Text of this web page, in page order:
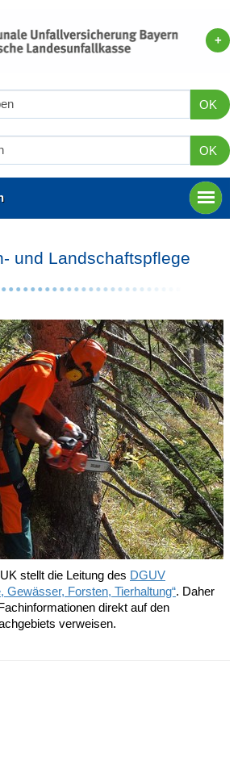
OK
OK
und Landschaftspflege
stellt die Leitung des DGUV
Gewässer, Forsten, Tierhaltung“. Daher
direkt auf den
verweisen.